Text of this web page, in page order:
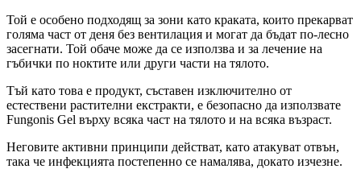
Той е особено подходящ за зони като краката, които прекарват
голяма част от деня без вентилация и могат да бъдат по-лесно
засегнати. Той обаче може да се използва и за лечение на
гъбички по ноктите или други части на тялото.
Тъй като това е продукт, съставен изключително от
естествени растителни екстракти, е безопасно да използвате
Fungonis Gel върху всяка част на тялото и на всяка възраст.
Неговите активни принципи действат, като атакуват отвън,
така че инфекцията постепенно се намалява, докато изчезне.